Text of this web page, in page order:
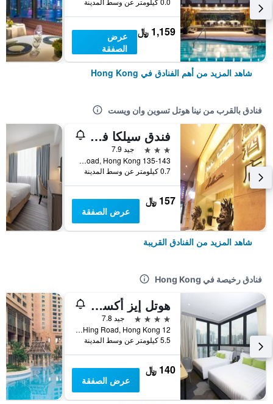
1,159 ﷼
عرض
الصفقة
شاهد المزيد من أهم الفنادق في Hong Kong
فنادق بالقرب من نينا هوتل تسوين وان ويست
فندق سيلكا فار إيست
3 نجوم
جيد 7.9
135-143 Castle Peak Road, Hong Kong, هونغ كونغ
0.7 كيلومتر عن وسط المدينة
157 ﷼
عرض الصفقة
شاهد المزيد من الفنادق القريبة
فنادق رخيصة في Hong Kong
هوتل إيز أكسيس تسين وان
4 نجوم
جيد 7.8
12 Ka Hing Road, Hong Kong, هونغ كونغ
5.5 كيلومتر عن وسط المدينة
140 ﷼
عرض الصفقة